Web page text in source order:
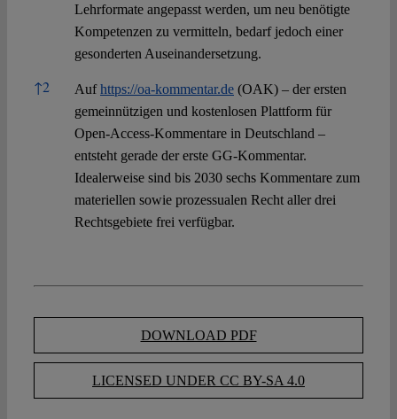
Lehrformate angepasst werden, um neu benötigte
Kompetenzen zu vermitteln, bedarf jedoch einer
gesonderten Auseinandersetzung.
↑2 Aufhttps://oa-kommentar.de(OAK) – der ersten
gemeinnützigen und kostenlosen Plattform für
Open-Access-Kommentare in Deutschland –
entsteht gerade der erste GG-Kommentar.
Idealerweise sind bis 2030 sechs Kommentare zum
materiellen sowie prozessualen Recht aller drei
Rechtsgebiete frei verfügbar.
DOWNLOAD PDF
LICENSED UNDER CC BY-SA 4.0